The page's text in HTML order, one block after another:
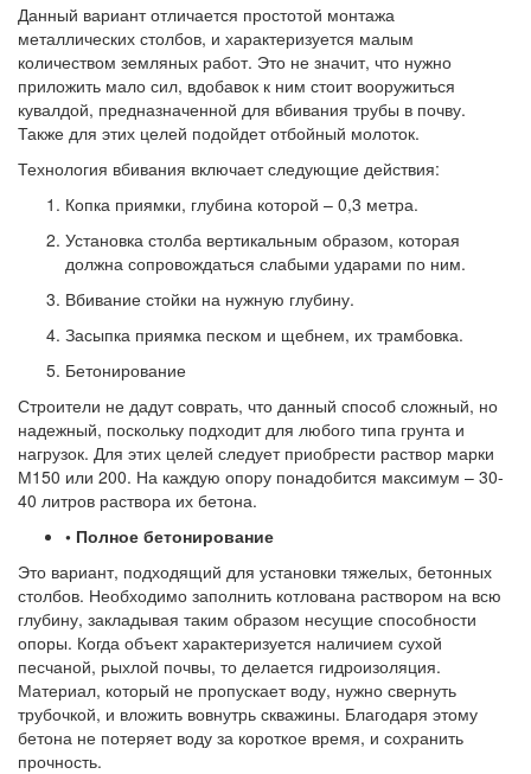
Данный вариант отличается простотой монтажа
металлических столбов, и характеризуется малым
количеством земляных работ. Это не значит, что нужно
приложить мало сил, вдобавок к ним стоит вооружиться
кувалдой, предназначенной для вбивания трубы в почву.
Также для этих целей подойдет отбойный молоток.
Технология вбивания включает следующие действия:
Копка приямки, глубина которой – 0,3 метра.
Установка столба вертикальным образом, которая
должна сопровождаться слабыми ударами по ним.
Вбивание стойки на нужную глубину.
Засыпка приямка песком и щебнем, их трамбовка.
Бетонирование
Строители не дадут соврать, что данный способ сложный, но
надежный, поскольку подходит для любого типа грунта и
нагрузок. Для этих целей следует приобрести раствор марки
М150 или 200. На каждую опору понадобится максимум – 30-
40 литров раствора их бетона.
• Полное бетонирование
Это вариант, подходящий для установки тяжелых, бетонных
столбов. Необходимо заполнить котлована раствором на всю
глубину, закладывая таким образом несущие способности
опоры. Когда объект характеризуется наличием сухой
песчаной, рыхлой почвы, то делается гидроизоляция.
Материал, который не пропускает воду, нужно свернуть
трубочкой, и вложить вовнутрь скважины. Благодаря этому
бетона не потеряет воду за короткое время, и сохранить
прочность.